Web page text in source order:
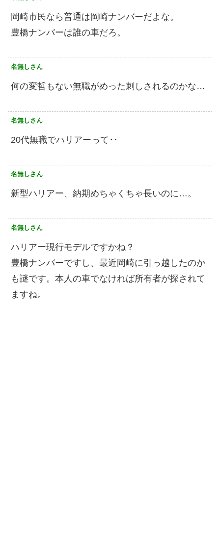
岡崎市民なら普通は岡崎ナンバーだよな。
豊橋ナンバーは誰の車だろ。
名無しさん
何の変哲もない無職がめった刺しされるのかな…
名無しさん
20代無職でハリアーって‥
名無しさん
新型ハリアー、納期めちゃくちゃ長いのに…。
名無しさん
ハリアー現行モデルですかね？
豊橋ナンバーですし、最近岡崎に引っ越したのか
も謎です。本人の車でなければ所有者が探されて
ますね。